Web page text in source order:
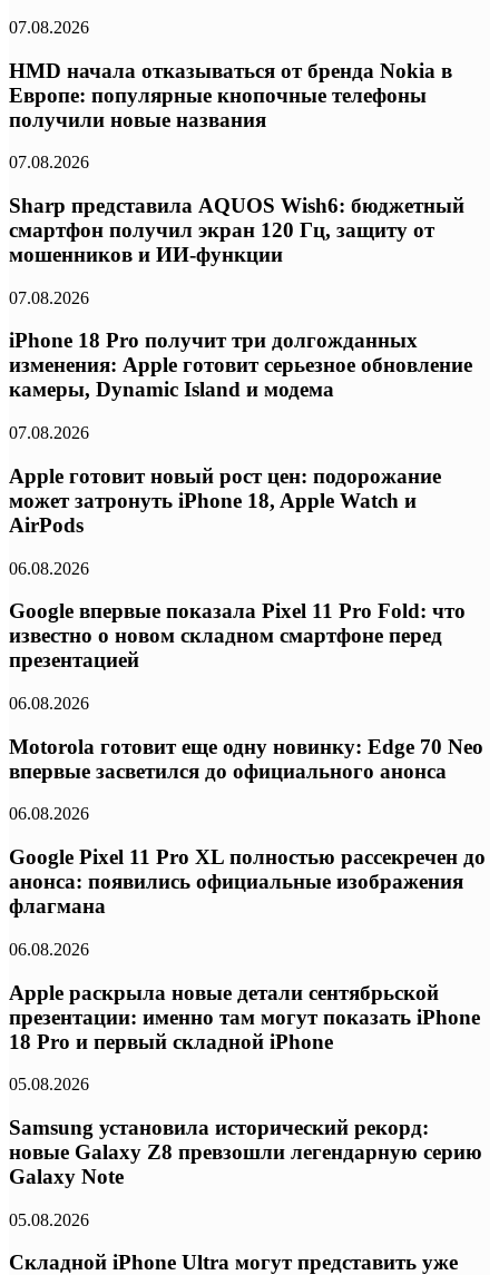
07.08.2026
HMD начала отказываться от бренда Nokia в
Европе: популярные кнопочные телефоны
получили новые названия
07.08.2026
Sharp представила AQUOS Wish6: бюджетный
смартфон получил экран 120 Гц, защиту от
мошенников и ИИ-функции
07.08.2026
iPhone 18 Pro получит три долгожданных
изменения: Apple готовит серьезное обновление
камеры, Dynamic Island и модема
07.08.2026
Apple готовит новый рост цен: подорожание
может затронуть iPhone 18, Apple Watch и
AirPods
06.08.2026
Google впервые показала Pixel 11 Pro Fold: что
известно о новом складном смартфоне перед
презентацией
06.08.2026
Motorola готовит еще одну новинку: Edge 70 Neo
впервые засветился до официального анонса
06.08.2026
Google Pixel 11 Pro XL полностью рассекречен до
анонса: появились официальные изображения
флагмана
06.08.2026
Apple раскрыла новые детали сентябрьской
презентации: именно там могут показать iPhone
18 Pro и первый складной iPhone
05.08.2026
Samsung установила исторический рекорд:
новые Galaxy Z8 превзошли легендарную серию
Galaxy Note
05.08.2026
Складной iPhone Ultra могут представить уже